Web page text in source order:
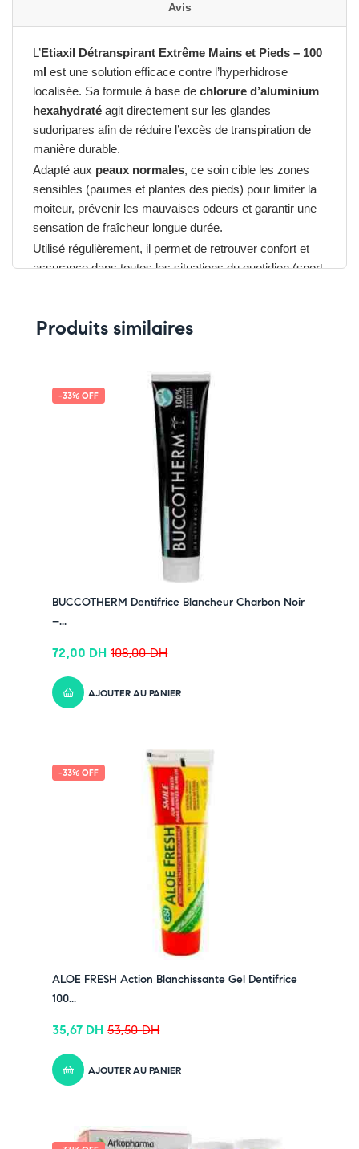
Avis
L’Etiaxil Détranspirant Extrême Mains et Pieds – 100
ml est une solution efficace contre l’hyperhidrose
localisée. Sa formule à base de chlorure d’aluminium
hexahydraté agit directement sur les glandes
sudoripares afin de réduire l’excès de transpiration de
manière durable.
Adapté aux peaux normales, ce soin cible les zones
sensibles (paumes et plantes des pieds) pour limiter la
moiteur, prévenir les mauvaises odeurs et garantir une
sensation de fraîcheur longue durée.
Utilisé régulièrement, il permet de retrouver confort et
assurance dans toutes les situations du quotidien (sport,
Avantages Du ETIAXIL
➤ Action anti-transpiration efficace et durable.
➤ Spécialement conçu pour mains et pieds.
➤ Réduit l’humidité et prévient les odeurs.
➤ Convient aux peaux normales.
➤ Format pratique 100 ml.
✔ Pour découvrir nos offres et promotions du
✔ Suivez-nous sur TikTok – cliquez ici
Produits similaires
-33% OFF
BUCCOTHERM Dentifrice Blancheur Charbon Noir
–...
108,00DH
72,00 DH
AJOUTER AU PANIER
-33% OFF
ALOE FRESH Action Blanchissante Gel Dentifrice
100...
53,50DH
35,67 DH
AJOUTER AU PANIER